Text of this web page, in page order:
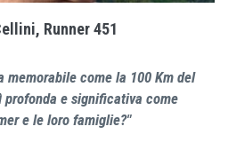
Runner 451
memorabile come la 100 Km del
profonda e significativa come
e le loro famiglie?"